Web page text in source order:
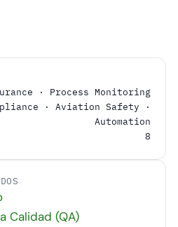
· Process Monitoring
· Aviation Safety ·
Automation
8
Calidad (QA)